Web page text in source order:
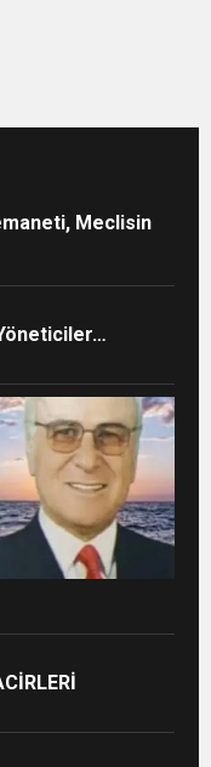
Meclisin